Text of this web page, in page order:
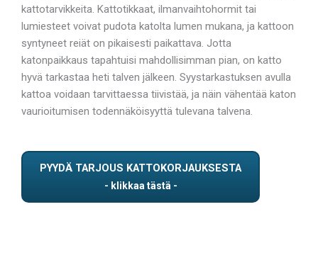
kattotarvikkeita. Kattotikkaat, ilmanvaihtohormit tai
lumiesteet voivat pudota katolta lumen mukana, ja kattoon
syntyneet reiät on pikaisesti paikattava. Jotta
katonpaikkaus tapahtuisi mahdollisimman pian, on katto
hyvä tarkastaa heti talven jälkeen. Syystarkastuksen avulla
kattoa voidaan tarvittaessa tiivistää, ja näin vähentää katon
vaurioitumisen todennäköisyyttä tulevana talvena.
PYYDÄ TARJOUS KATTOKORJAUKSESTA